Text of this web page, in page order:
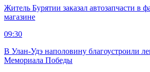
Житель Бурятии заказал автозапчасти в
магазине
09:30
В Улан-Удэ наполовину благоустроили
Мемориала Победы